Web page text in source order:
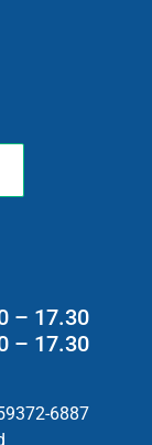
– 17.30
– 17.30
6887